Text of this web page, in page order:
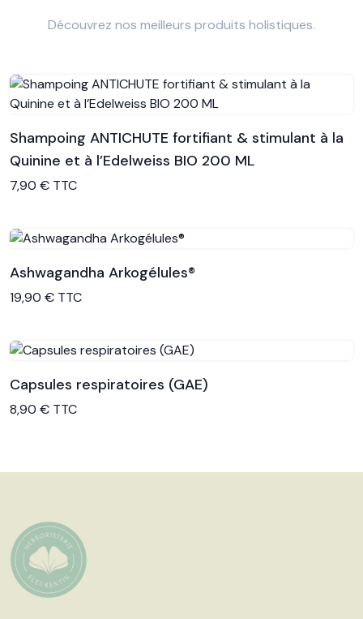
Découvrez nos meilleurs produits holistiques.
Voir le produit
Shampoing ANTICHUTE fortifiant & stimulant à la
Quinine et à l’Edelweiss BIO 200 ML
7,90 € TTC
Voir le produit
Ashwagandha Arkogélules®
19,90 € TTC
Voir le produit
Capsules respiratoires (GAE)
8,90 € TTC